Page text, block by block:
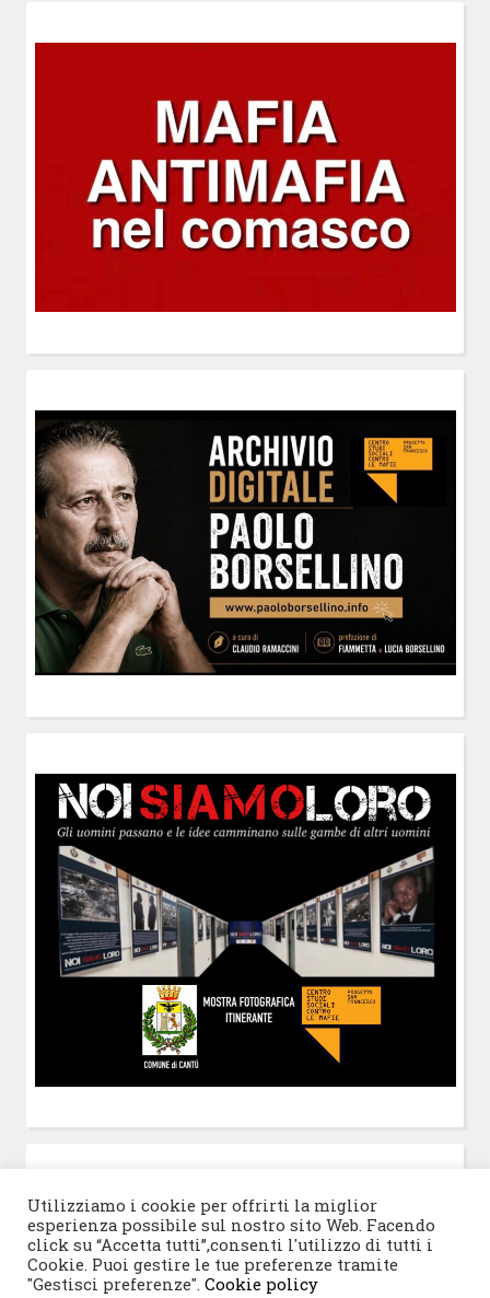
Utilizziamo i cookie per offrirti la miglior
esperienza possibile sul nostro sito Web. Facendo
click su “Accetta tutti”,consenti l'utilizzo di tutti i
Cookie. Puoi gestire le tue preferenze tramite
"Gestisci preferenze". Cookie policy